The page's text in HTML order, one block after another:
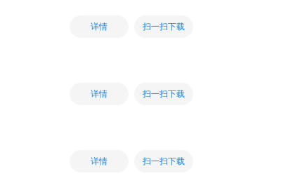
详情 扫一扫下载
详情 扫一扫下载
详情 扫一扫下载